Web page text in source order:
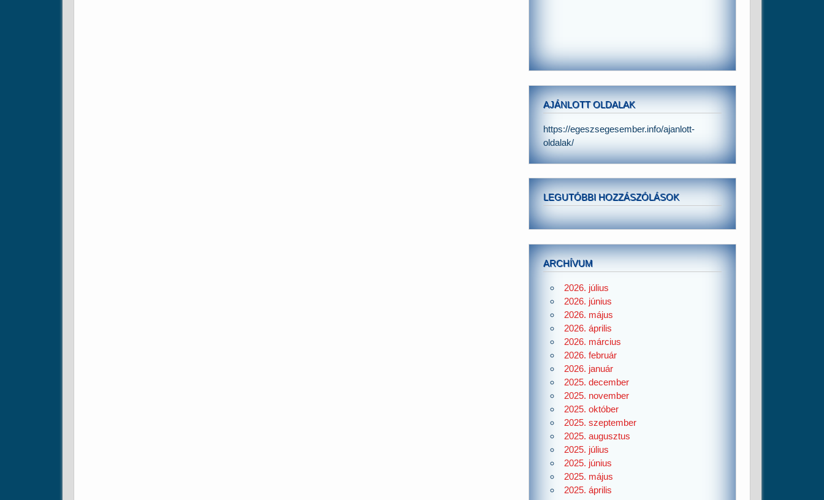
AJÁNLOTT OLDALAK
https://egeszsegesember.info/ajanlott-
oldalak/
LEGUTÓBBI HOZZÁSZÓLÁSOK
ARCHÍVUM
2026. július
2026. június
2026. május
2026. április
2026. március
2026. február
2026. január
2025. december
2025. november
2025. október
2025. szeptember
2025. augusztus
2025. július
2025. június
2025. május
2025. április